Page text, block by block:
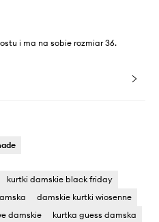
i ma na sobie rozmiar 36.
kurtki damskie black friday
damskie kurtki wiosenne
damskie
kurtka guess damska